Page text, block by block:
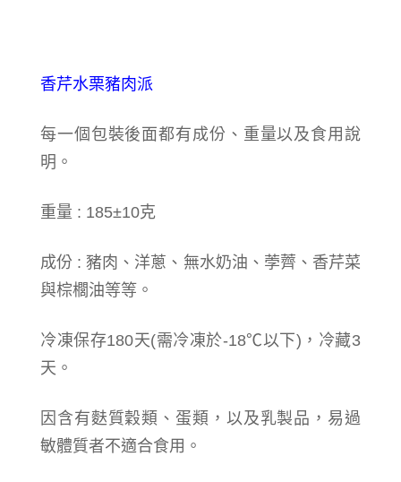
香芹水栗豬肉派
每一個包裝後面都有成份、重量以及食用說
明。
重量 : 185±10克
成份 : 豬肉、洋蔥、無水奶油、荸薺、香芹菜
與棕櫚油等等。
冷凍保存180天(需冷凍於-18℃以下)，冷藏3
天。
因含有麩質穀類、蛋類，以及乳製品，易過
敏體質者不適合食用。